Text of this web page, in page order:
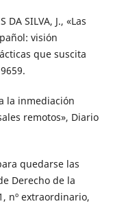
DA SILVA, J., «Las
visión
que suscita
a la inmediación
remotos», Diario
quedarse las
Derecho de la
nº extraordinario,